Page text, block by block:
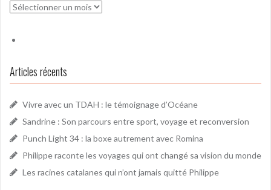
Archives
Articles récents
Vivre avec un TDAH : le témoignage d’Océane
Sandrine : Son parcours entre sport, voyage et reconversion
Punch Light 34 : la boxe autrement avec Romina
Philippe raconte les voyages qui ont changé sa vision du monde
Les racines catalanes qui n’ont jamais quitté Philippe